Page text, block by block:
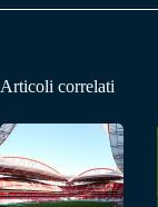
Articoli correlati